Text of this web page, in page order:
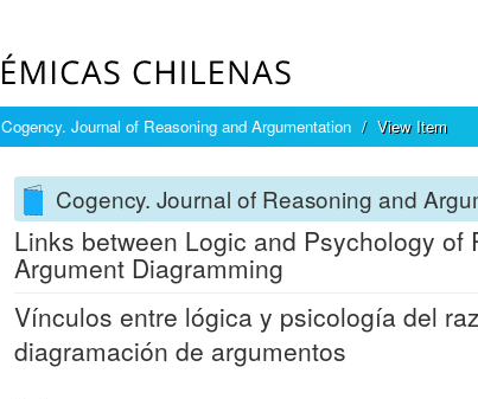
Cogency. Journal of Reasoning and Argumentation View Item
Cogency. Journal of Reasoning and
Links between Logic and Psychology
Argument Diagramming
Vínculos entre lógica y psicología del
diagramación de argumentos